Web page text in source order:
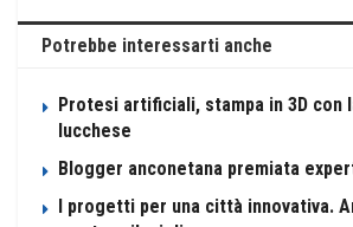
Potrebbe interessarti anche
Protesi artificiali, stampa in 3D con
lucchese
Blogger anconetana premiata
I progetti per una città innovativa.